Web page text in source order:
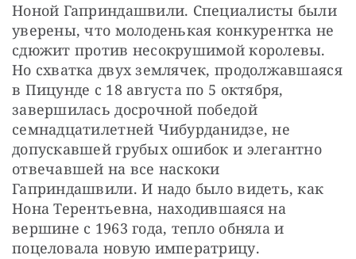
Ноной Гаприндашвили. Специалисты были
уверены, что молоденькая конкурентка не
сдюжит против несокрушимой королевы.
Но схватка двух землячек, продолжавшаяся
в Пицунде с 18 августа по 5 октября,
завершилась досрочной победой
семнадцатилетней Чибурданидзе, не
допускавшей грубых ошибок и элегантно
отвечавшей на все наскоки
Гаприндашвили. И надо было видеть, как
Нона Терентьевна, находившаяся на
вершине с 1963 года, тепло обняла и
поцеловала новую императрицу.